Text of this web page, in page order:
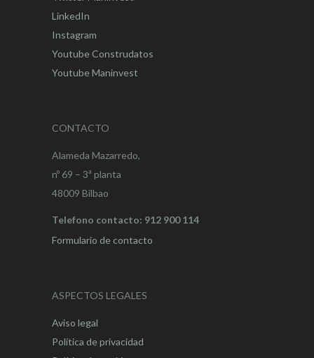
LinkedIn
Instagram
Youtube Construdatos
Youtube Maninvest
CONTACTO
Alameda Mazarredo,
nº 69 – 3ª planta
48009 Bilbao
Telefono contacto: 912 900 114
Formulario de contacto
ASPECTOS LEGALES
Aviso legal
Política de privacidad